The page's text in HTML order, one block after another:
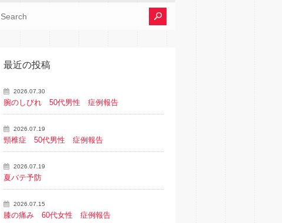
最近の投稿
2026.07.30
腕のしびれ 50代男性 症例報告
2026.07.19
頸椎症 50代男性 症例報告
2026.07.19
夏バテ予防
2026.07.15
膝の痛み 60代女性 症例報告